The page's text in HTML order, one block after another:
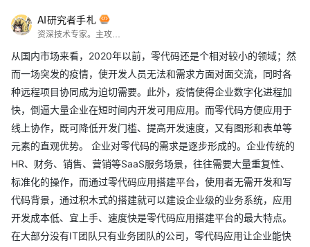
AI研究者手札
从国内市场来看，2020年以前，零代码还是个相对较小的领域；然
而一场突发的疫情，使开发人员无法和需求方面对面交流，同时各
种远程项目协同成为迫切需要。此外，疫情使得企业数字化进程加
快，倒逼大量企业在短时间内开发可用应用。而零代码方便应用于
线上协作，既可降低开发门槛、提高开发速度，又有图形和表单等
元素的直观优势。 企业对零代码的需求是逐步形成的。企业传统的
HR、财务、销售、营销等SaaS服务场景，往往需要大量重复性、
标准化的操作，而通过零代码应用搭建平台，使用者无需开发和写
代码背景，通过积木式的搭建就可以建设企业级的业务系统，应用
开发成本低、宜上手、速度快是零代码应用搭建平台的最大特点。
在大部分没有IT团队只有业务团队的公司，零代码应用让企业能快